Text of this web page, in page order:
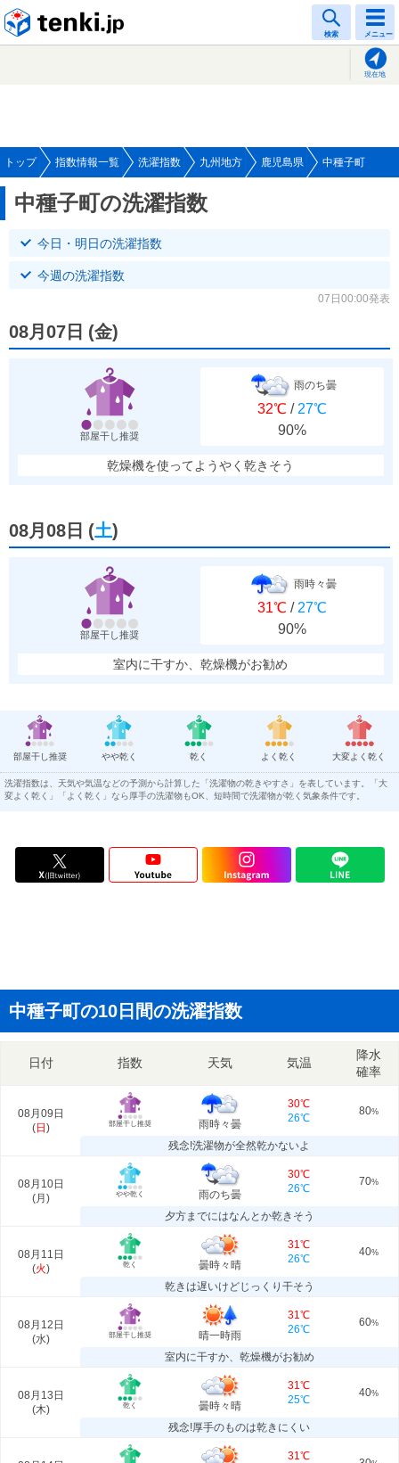
検索 メニュー
現在地
トップ 指数情報一覧 洗濯指数 九州地方 鹿児島県 中種子町
中種子町の洗濯指数
今日・明日の洗濯指数
今週の洗濯指数
07日00:00発表
08月07日 (金)
部屋干し推奨
雨のち曇
32℃ / 27℃
90%
乾燥機を使ってようやく乾きそう
08月08日 (土)
部屋干し推奨
雨時々曇
31℃ / 27℃
90%
室内に干すか、乾燥機がお勧め
部屋干し推奨 やや乾く 乾く よく乾く 大変よく乾く
洗濯指数は、天気や気温などの予測から計算した「洗濯物の乾きやすさ」を表しています。「大
変よく乾く」「よく乾く」なら厚手の洗濯物もOK、短時間で洗濯物が乾く気象条件です。
中種子町の10日間の洗濯指数
日付 指数 天気 気温
降水
確率
08月09日
(日 ) 部屋干し推奨 雨時々曇
30℃
26℃
80%
残念!洗濯物が全然乾かないよ
08月10日
(月 ) やや乾く 雨のち曇
30℃
26℃
70%
夕方までにはなんとか乾きそう
08月11日
(火) 乾く 曇時々晴
31℃
26℃
40%
乾きは遅いけどじっくり干そう
08月12日
(水) 部屋干し推奨 晴一時雨
31℃
26℃
60%
室内に干すか、乾燥機がお勧め
08月13日
(木) 乾く 曇時々晴
31℃
25℃
40%
残念!厚手のものは乾きにくい
31℃